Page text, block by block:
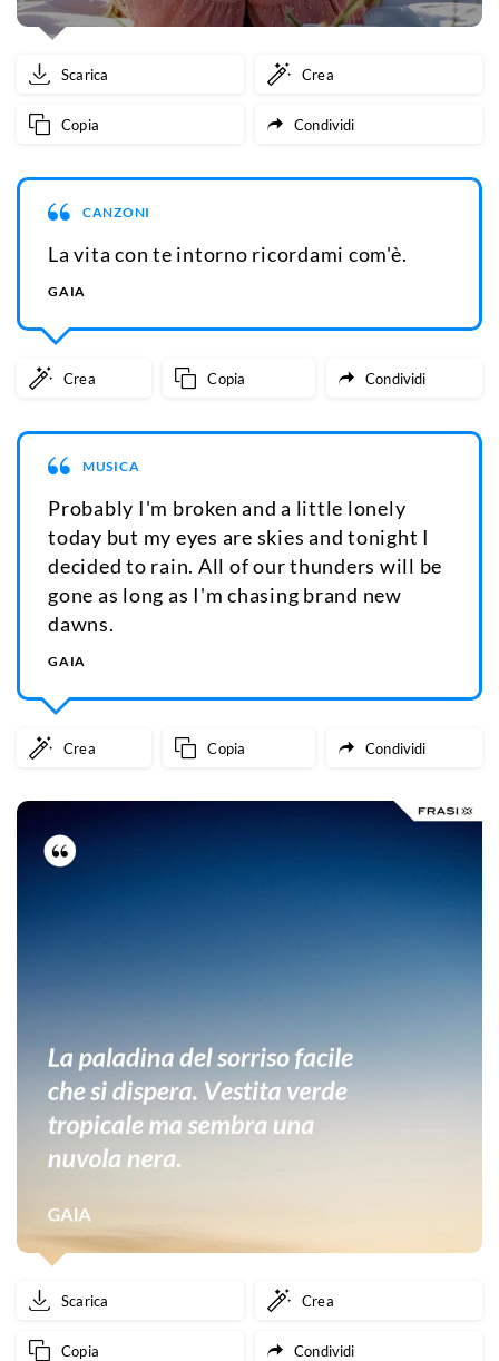
Scarica Crea
Copia Condividi
CANZONI
La vita con te intorno ricordami com'è.
GAIA
Crea Copia Condividi
MUSICA
Probably I'm broken and a little lonely
today but my eyes are skies and tonight I
decided to rain. All of our thunders will be
gone as long as I'm chasing brand new
dawns.
GAIA
Crea Copia Condividi
Scarica Crea
Copia Condividi